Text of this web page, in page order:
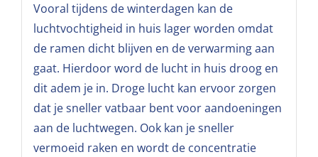
Vooral tijdens de winterdagen kan de
luchtvochtigheid in huis lager worden omdat
de ramen dicht blijven en de verwarming aan
gaat. Hierdoor word de lucht in huis droog en
dit adem je in. Droge lucht kan ervoor zorgen
dat je sneller vatbaar bent voor aandoeningen
aan de luchtwegen. Ook kan je sneller
vermoeid raken en wordt de concentratie